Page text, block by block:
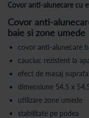
Covor anti-alunecare cu
Covor anti-
baie si zone umede
covor anti-alunecare
cauciuc rezistent la
efect de masaj
dimensiune 54.5 x
utilizare zone umede
stabilitate pe podea